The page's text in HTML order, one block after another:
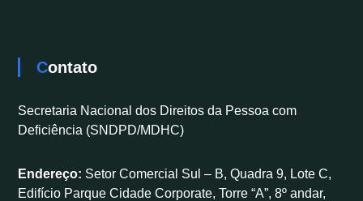
Contato
Secretaria Nacional dos Direitos da Pessoa com
Deficiência (SNDPD/MDHC)
Endereço: Setor Comercial Sul – B, Quadra 9, Lote C,
Edifício Parque Cidade Corporate, Torre “A”, 8º andar,